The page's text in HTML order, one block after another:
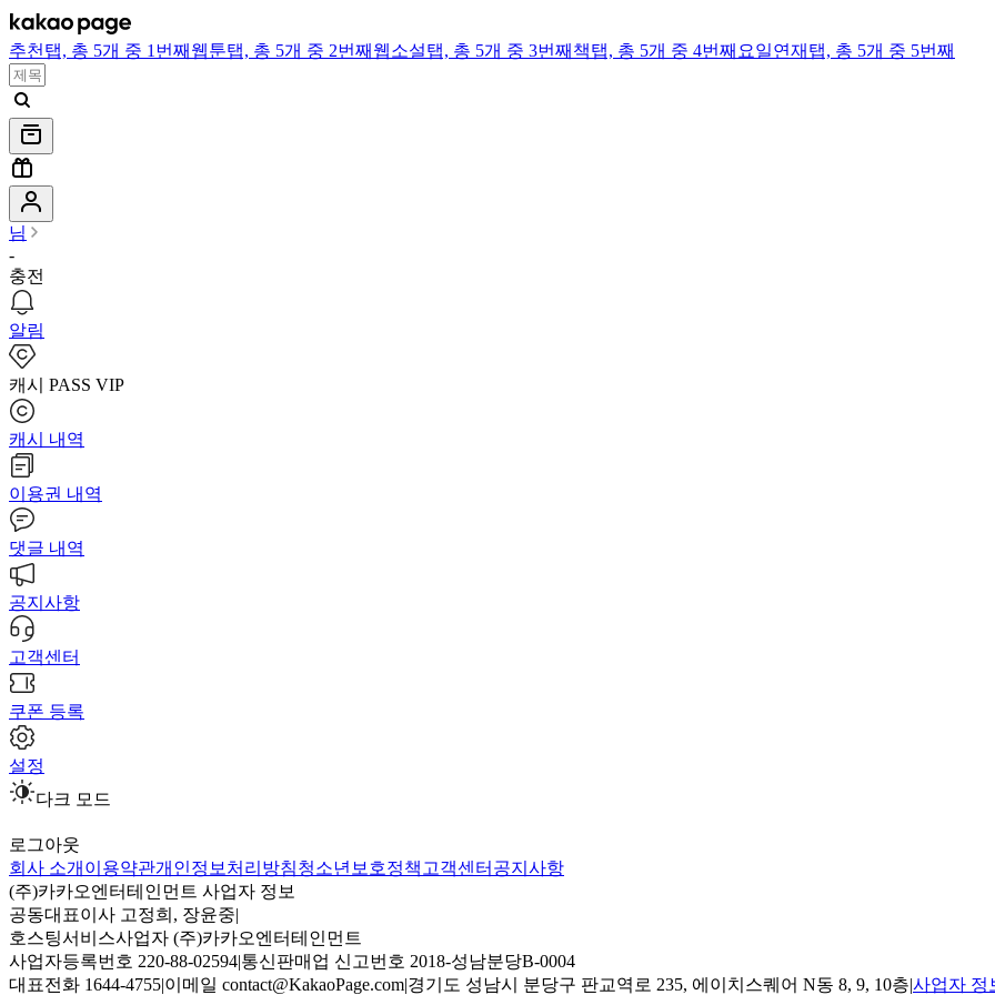
추천 탭, 총 5개 중 1번째 웹툰탭, 총 5개 중 2번째 웹소설탭, 총 5개 중 3번째 책탭, 총 5개 중 4번째 요일연재 탭, 총 5개 중 5번째
님
-
충전
알림
캐시 PASS VIP
캐시 내역
이용권 내역
댓글 내역
공지사항
고객센터
쿠폰 등록
설정
다크 모드
로그아웃
회사 소개 이용약관개인정보처리방침청소년보호정책 고객센터 공지사항
(주)카카오엔터테인먼트 사업자 정보
공동대표이사 고정희, 장윤중|
호스팅서비스사업자 (주)카카오엔터테인먼트
사업자등록번호 220-88-02594|통신판매업 신고번호 2018-성남분당B-0004
대표전화 1644-4755|이메일 contact@KakaoPage.com|경기도 성남시 분당구 판교역로 235, 에이치스퀘어 N동 8, 9, 10층|사업자 정